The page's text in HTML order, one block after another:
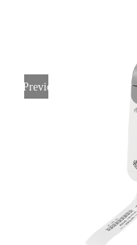
Previous